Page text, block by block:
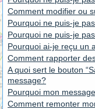
Comment modifier ou
Pourquoi ne puis-je
Pourquoi ne puis-je
Pourquoi ai-je reçu un
Comment rapporter
A quoi sert le bouton
message?
Pourquoi mon
Comment remonter